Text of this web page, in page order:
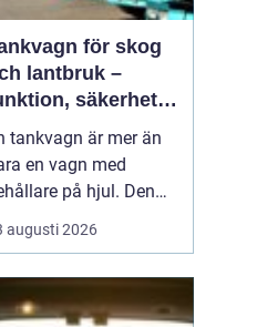
för skog
lantbruk –
säkerhet
smarta val
tankvagn är mer än
en vagn med
på hjul. Den
snabbt en
i vardagen
lantbruk och
augusti 2026